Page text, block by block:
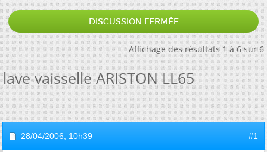
DISCUSSION FERMÉE
Affichage des résultats 1 à 6 sur 6
lave vaisselle ARISTON LL65
28/04/2006, 10h39 #1